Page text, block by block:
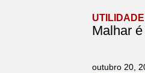
Malhar
outubro 20,